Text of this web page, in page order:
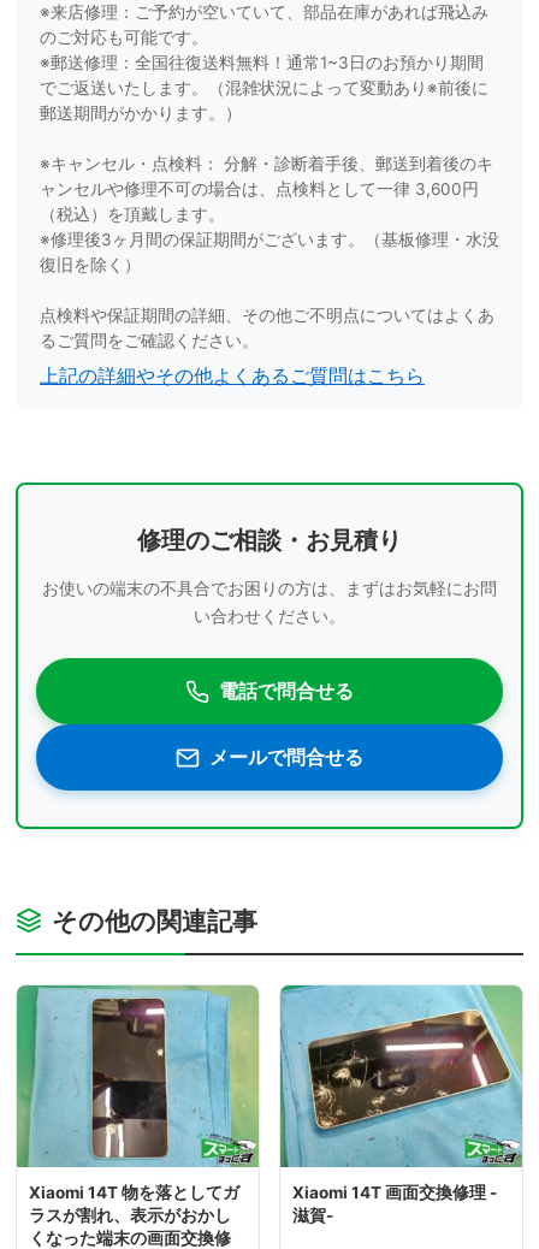
※来店修理：ご予約が空いていて、部品在庫があれば飛込み
のご対応も可能です。
※郵送修理：全国往復送料無料！通常1~3日のお預かり期間
でご返送いたします。（混雑状況によって変動あり※前後に
郵送期間がかかります。）
※キャンセル・点検料： 分解・診断着手後、郵送到着後のキ
ャンセルや修理不可の場合は、点検料として一律 3,600円
（税込）を頂戴します。
※修理後3ヶ月間の保証期間がございます。（基板修理・水没
復旧を除く）
点検料や保証期間の詳細、その他ご不明点についてはよくあ
るご質問をご確認ください。
上記の詳細やその他よくあるご質問はこちら
修理のご相談・お見積り
お使いの端末の不具合でお困りの方は、まずはお気軽にお問
い合わせください。
電話で問合せる
メールで問合せる
その他の関連記事
Xiaomi 14T 物を落としてガ
ラスが割れ、表示がおかし
くなった端末の画面交換修
Xiaomi 14T 画面交換修理 -
滋賀-